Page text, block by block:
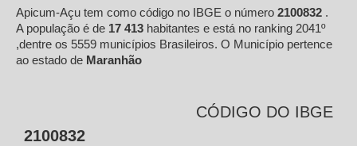
Apicum-Açu tem como código no IBGE o número 2100832 .
A população é de 17 413 habitantes e está no ranking 2041º
,dentre os 5559 municípios Brasileiros. O Município pertence
ao estado de Maranhão
CÓDIGO DO IBGE
2100832